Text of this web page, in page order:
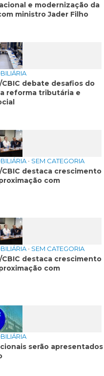
e modernização da
ministro Jader Filho
debate desafios do
reforma tributária e
• SEM CATEGORIA
CBIC destaca crescimento
com
• SEM CATEGORIA
CBIC destaca crescimento
com
serão apresentados